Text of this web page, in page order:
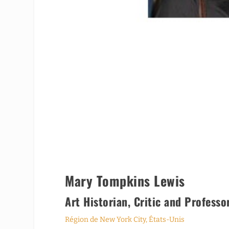
Mary Tompkins Lewis
Art Historian, Critic and
Région de New York City, États-Unis